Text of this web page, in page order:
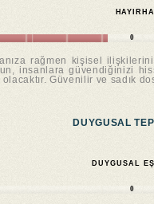
0
rağmen kişisel
insanlara güvendiğinizi
Güvenilir ve sadık
DUYGUSAL
DUYGUSAL
0